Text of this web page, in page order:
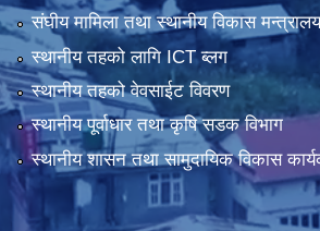
संघीय मामिला तथा स्थानीय विकास मन्त्रालय
स्थानीय तहको लागि ICT ब्लग
स्थानीय तहको वेवसाईट विवरण
स्थानीय पूर्वाधार तथा कृषि सडक विभाग
स्थानीय शासन तथा सामुदायिक विकास